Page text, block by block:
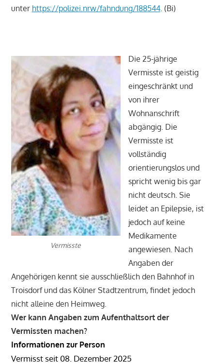
unter https://polizei.nrw/fahndung/188544. (Bi)
Vermisste
Die 25-jährige
Vermisste ist geistig
eingeschränkt und
von ihrer
Wohnanschrift
abgängig. Die
Vermisste ist
vollständig
orientierungslos und
spricht wenig bis gar
nicht deutsch. Sie
leidet an Epilepsie, ist
jedoch auf keine
Medikamente
angewiesen. Nach
Angaben der
Angehörigen kennt sie ausschließlich den Bahnhof in
Troisdorf und das Kölner Stadtzentrum, findet jedoch
nicht alleine den Heimweg.
Wer kann Angaben zum Aufenthaltsort der
Vermissten machen?
Informationen zur Person
Vermisst seit 08. Dezember 2025